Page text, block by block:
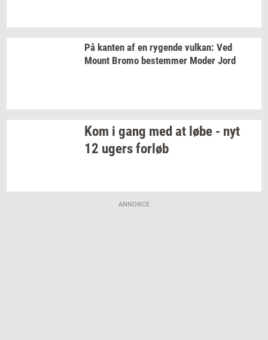
På kan­ten af en ry­gen­de vulkan: Ved
Mount Bromo be­stem­mer Moder Jord
Kom i gang med at løbe - nyt
12 ugersfor­løb
ANNONCE